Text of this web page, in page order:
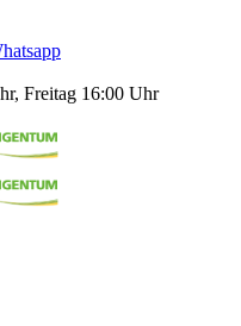
Freitag 16:00 Uhr